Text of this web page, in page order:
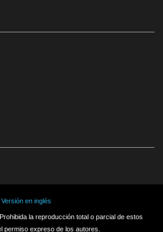
Versión en inglés
la reproducción total o parcial de estos
permiso expreso de los autores.